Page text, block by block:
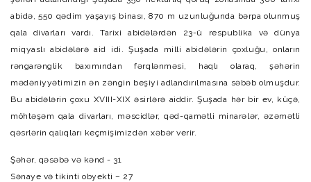
abidə, 550 qədim yaşayış binası, 870 m uzunluğunda bərpa olunmuş
qala divarları vardı. Tarixi abidələrdən 23-ü respublika və dünya
miqyaslı abidələrə aid idi. Şuşada milli abidələrin çoxluğu, onların
rəngarənglik baxımından fərqlənməsi, haqlı olaraq, şəhərin
mədəniyyətimizin ən zəngin beşiyi adlandırılmasına səbəb olmuşdur.
Bu abidələrin çoxu XVIII-XIX əsirlərə aiddir. Şuşada hər bir ev, küçə,
möhtəşəm qala divarları, məscidlər, qəd-qamətli minarələr, əzəmətli
qəsrlərin qalıqları keçmişimizdən xəbər verir.
Şəhər, qəsəbə və kənd - 31
Sənaye və tikinti obyekti – 27